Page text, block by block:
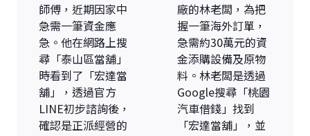
師傅，近期因家中
急需一筆資金應
急。他在網路上搜
尋「泰山區當舖」
時看到了「宏達當
舖」，透過官方
LINE初步諮詢後，
確認是正派經營的
廠的林老闆，為把
握一筆海外訂單，
急需約30萬元的資
金添購設備及原物
料。林老闆是透過
Google搜尋「桃園
汽車借錢」找到
「宏達當舖」，並